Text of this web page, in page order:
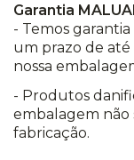
Garantia
- Temos
um prazo de até
nossa
- Produtos
embalagem não
fabricação.